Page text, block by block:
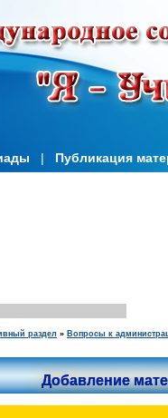
| Публикация
раздел » Вопросы к
Добавление